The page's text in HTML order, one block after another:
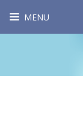
MENU